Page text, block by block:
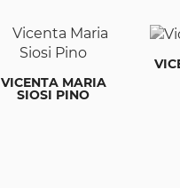
VICENTA MARIA
SIOSI PINO